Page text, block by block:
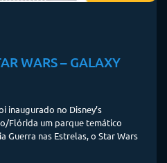
WARS – GALAXY
inaugurado no Disney’s
Flórida um parque temático
nas Estrelas, o Star Wars